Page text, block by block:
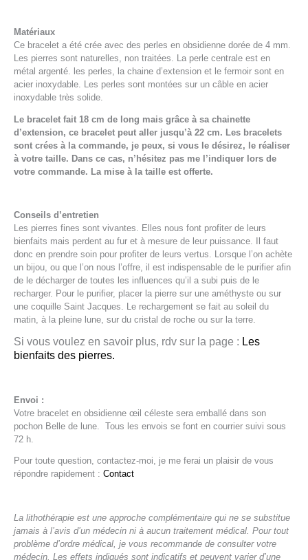
Matériaux
Ce bracelet a été crée avec des perles en obsidienne dorée de 4 mm.
Les pierres sont naturelles, non traitées. La perle centrale est en
métal argenté. les perles, la chaine d’extension et le fermoir sont en
acier inoxydable. Les perles sont montées sur un câble en acier
inoxydable très solide.
Le bracelet fait 18 cm de long mais grâce à sa chainette
d’extension, ce bracelet peut aller jusqu’à 22 cm. Les bracelets
sont crées à la commande, je peux, si vous le désirez, le réaliser
à votre taille. Dans ce cas, n’hésitez pas me l’indiquer lors de
votre commande. La mise à la taille est offerte.
Conseils d’entretien
Les pierres fines sont vivantes. Elles nous font profiter de leurs
bienfaits mais perdent au fur et à mesure de leur puissance. Il faut
donc en prendre soin pour profiter de leurs vertus. Lorsque l’on achète
un bijou, ou que l’on nous l’offre, il est indispensable de le purifier afin
de le décharger de toutes les influences qu’il a subi puis de le
recharger. Pour le purifier, placer la pierre sur une améthyste ou sur
une coquille Saint Jacques. Le rechargement se fait au soleil du
matin, à la pleine lune, sur du cristal de roche ou sur la terre.
Si vous voulez en savoir plus, rdv sur la page : Les
bienfaits des pierres.
Envoi :
Votre bracelet en obsidienne œil céleste sera emballé dans son
pochon Belle de lune. Tous les envois se font en courrier suivi sous
72 h.
Pour toute question, contactez-moi, je me ferai un plaisir de vous
répondre rapidement : Contact
La lithothérapie est une approche complémentaire qui ne se substitue
jamais à l’avis d’un médecin ni à aucun traitement médical. Pour tout
problème d’ordre médical, je vous recommande de consulter votre
médecin. Les effets indiqués sont indicatifs et peuvent varier d’une